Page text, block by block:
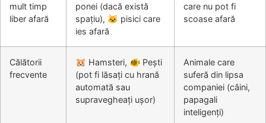
mult timp
liber afară
ponei (dacă există
spațiu), 🐱 pisici care
ies afară
care nu pot fi
scoase afară
Călătorii
frecvente
🐹 Hamsteri, 🐠 Pești
(pot fi lăsați cu hrană
automată sau
supravegheați ușor)
Animale care
suferă din lipsa
companiei (câini,
papagali
inteligenți)